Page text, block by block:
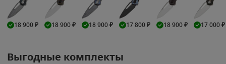
18 900₽ 18 900₽ 18 900₽ 17 800₽ 18 900₽ 17 000₽
Выгодные комплекты